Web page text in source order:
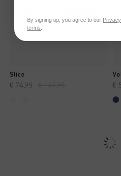
Slice
€ 74,95 € 149,95 €
By signing up, you agree to our
terms